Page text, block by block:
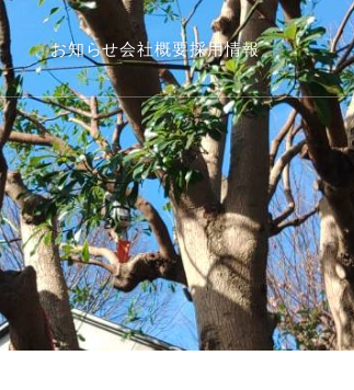
お知らせ会社概要採用情報